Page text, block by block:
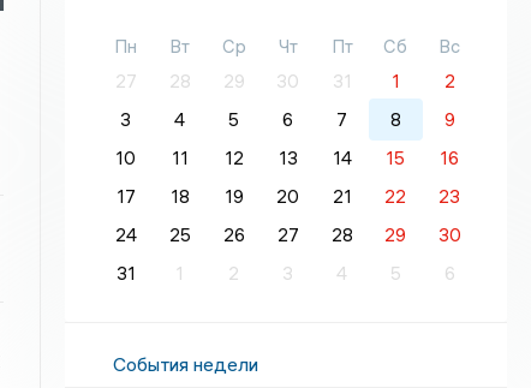
Пн Вт Ср Чт Пт Сб
Вс
27
28 29 30 31 1
2
3
4 5 6 7 8
9
10
11 12 13 14 15
16
17
18 19 20 21 22
23
24
25 26 27 28 29
30
31
1 2 3 4 5 6
События недели